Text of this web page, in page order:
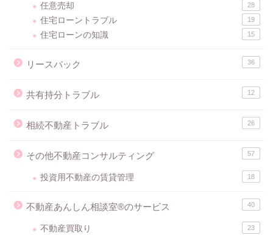
任意売却 28
住宅ローントラブル 19
住宅ローンの知識 15
リースバック 36
共有持分トラブル 12
相続不動産トラブル 26
その他不動産コンサルティング 57
投資用不動産の賃貸管理 18
不動産あんしん相談室®のサービス 40
不動産買取り 23